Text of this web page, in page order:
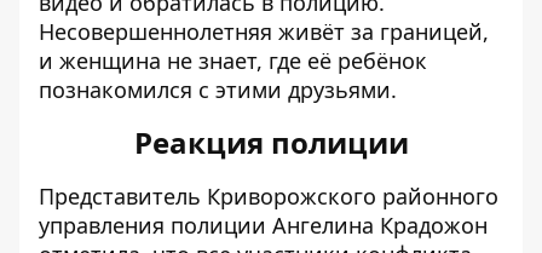
Несовершеннолетняя живёт за границей,
и женщина не знает, где её ребёнок
познакомился с этими друзьями.
Реакция полиции
Представитель Криворожского районного
управления полиции Ангелина Крадожон